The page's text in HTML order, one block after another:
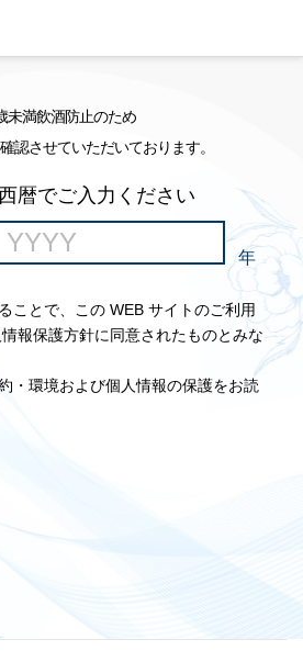
未満飲酒防止のため
認させていただいております。
暦でご入力ください
年
ことで、この WEB サイトのご利用
報保護方針に同意されたものとみな
・環境および個人情報の保護をお読